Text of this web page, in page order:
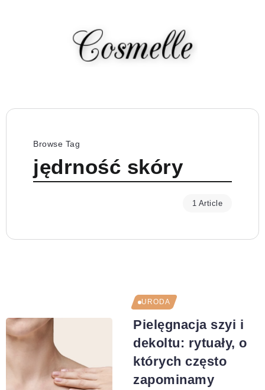
Browse Tag
jędrność skóry
1 Article
URODA
Pielęgnacja szyi i
dekoltu: rytuały, o
których często
zapominamy